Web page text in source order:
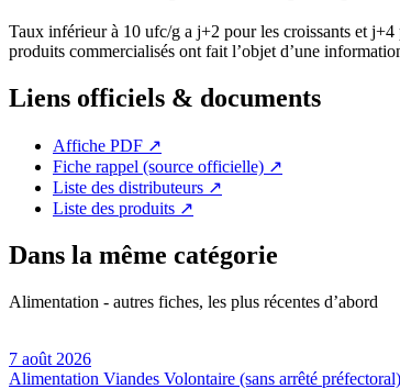
Taux inférieur à 10 ufc/g a j+2 pour les croissants et
produits commercialisés ont fait l’objet d’une
Liens officiels & documents
Affiche PDF ↗
Fiche rappel (source officielle) ↗
Liste des distributeurs ↗
Liste des produits ↗
Dans la même catégorie
Alimentation - autres fiches, les plus récentes d’abord
7 août 2026
Alimentation Viandes Volontaire (sans arrêté préfectoral)